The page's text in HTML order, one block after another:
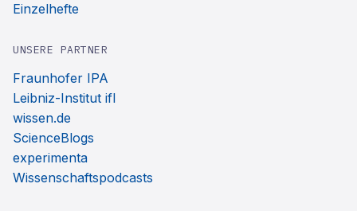
Einzelhefte
UNSERE PARTNER
Fraunhofer IPA
Leibniz-Institut ifl
wissen.de
ScienceBlogs
experimenta
Wissenschaftspodcasts